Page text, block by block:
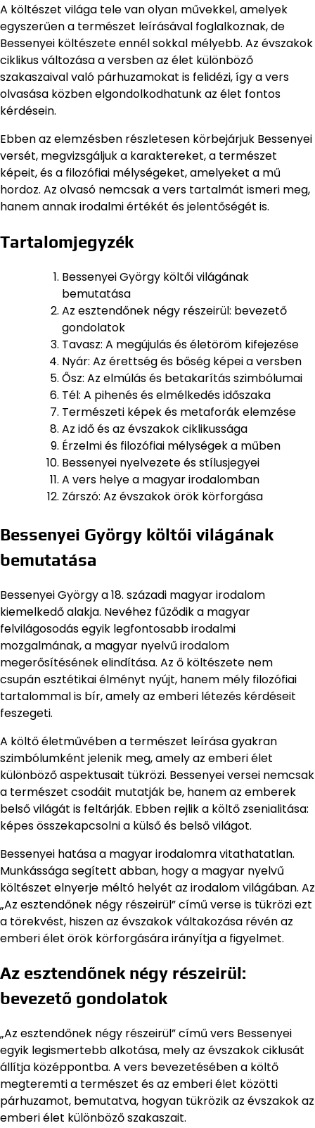
A költészet világa tele van olyan művekkel, amelyek
egyszerűen a természet leírásával foglalkoznak, de
Bessenyei költészete ennél sokkal mélyebb. Az évszakok
ciklikus változása a versben az élet különböző
szakaszaival való párhuzamokat is felidézi, így a vers
olvasása közben elgondolkodhatunk az élet fontos
kérdésein.
Ebben az elemzésben részletesen körbejárjuk Bessenyei
versét, megvizsgáljuk a karaktereket, a természet
képeit, és a filozófiai mélységeket, amelyeket a mű
hordoz. Az olvasó nemcsak a vers tartalmát ismeri meg,
hanem annak irodalmi értékét és jelentőségét is.
Tartalomjegyzék
Bessenyei György költői világának
bemutatása
Az esztendőnek négy részeirül: bevezető
gondolatok
Tavasz: A megújulás és életöröm kifejezése
Nyár: Az érettség és bőség képei a versben
Ősz: Az elmúlás és betakarítás szimbólumai
Tél: A pihenés és elmélkedés időszaka
Természeti képek és metaforák elemzése
Az idő és az évszakok ciklikussága
Érzelmi és filozófiai mélységek a műben
Bessenyei nyelvezete és stílusjegyei
A vers helye a magyar irodalomban
Zárszó: Az évszakok örök körforgása
Bessenyei György költői világának
bemutatása
Bessenyei György a 18. századi magyar irodalom
kiemelkedő alakja. Nevéhez fűződik a magyar
felvilágosodás egyik legfontosabb irodalmi
mozgalmának, a magyar nyelvű irodalom
megerősítésének elindítása. Az ő költészete nem
csupán esztétikai élményt nyújt, hanem mély filozófiai
tartalommal is bír, amely az emberi létezés kérdéseit
feszegeti.
A költő életművében a természet leírása gyakran
szimbólumként jelenik meg, amely az emberi élet
különböző aspektusait tükrözi. Bessenyei versei nemcsak
a természet csodáit mutatják be, hanem az emberek
belső világát is feltárják. Ebben rejlik a költő zsenialitása:
képes összekapcsolni a külső és belső világot.
Bessenyei hatása a magyar irodalomra vitathatatlan.
Munkássága segített abban, hogy a magyar nyelvű
költészet elnyerje méltó helyét az irodalom világában. Az
„Az esztendőnek négy részeirül” című verse is tükrözi ezt
a törekvést, hiszen az évszakok váltakozása révén az
emberi élet örök körforgására irányítja a figyelmet.
Az esztendőnek négy részeirül:
bevezető gondolatok
„Az esztendőnek négy részeirül” című vers Bessenyei
egyik legismertebb alkotása, mely az évszakok ciklusát
állítja középpontba. A vers bevezetésében a költő
megteremti a természet és az emberi élet közötti
párhuzamot, bemutatva, hogyan tükrözik az évszakok az
emberi élet különböző szakaszait.